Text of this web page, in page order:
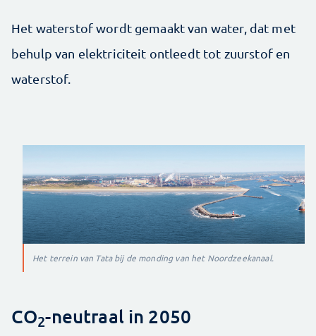
Het waterstof wordt gemaakt van water, dat met
behulp van elektriciteit ontleedt tot zuurstof en
waterstof.
Het terrein van Tata bij de monding van het Noordzeekanaal.
CO2-neutraal in 2050